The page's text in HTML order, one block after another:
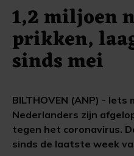
1,2 miljoen
prikken,
sinds mei
BILTHOVEN (ANP) - Iets
Nederlanders zijn
tegen het coronavirus.
sinds de laatste week